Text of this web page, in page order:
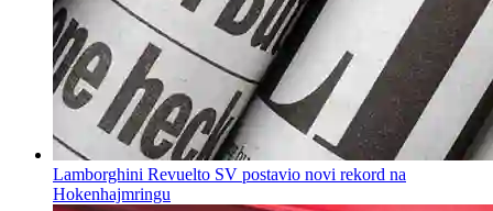
Lamborghini Revuelto SV postavio novi rekord na
Hokenhajmringu